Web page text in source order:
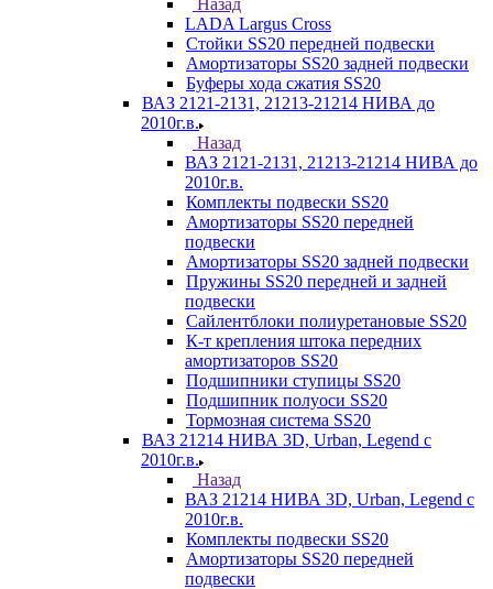
Назад
LADA Largus Cross
Стойки SS20 передней подвески
Амортизаторы SS20 задней подвески
Буферы хода сжатия SS20
ВАЗ 2121-2131, 21213-21214 НИВА до
2010г.в.
Назад
ВАЗ 2121-2131, 21213-21214 НИВА до
2010г.в.
Комплекты подвески SS20
Амортизаторы SS20 передней
подвески
Амортизаторы SS20 задней подвески
Пружины SS20 передней и задней
подвески
Сайлентблоки полиуретановые SS20
К-т крепления штока передних
амортизаторов SS20
Подшипники ступицы SS20
Подшипник полуоси SS20
Тормозная система SS20
ВАЗ 21214 НИВА 3D, Urban, Legend c
2010г.в.
Назад
ВАЗ 21214 НИВА 3D, Urban, Legend c
2010г.в.
Комплекты подвески SS20
Амортизаторы SS20 передней
подвески